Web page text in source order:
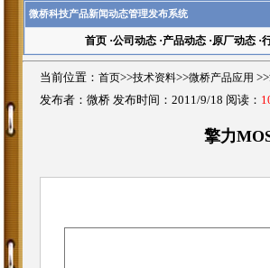
微桥科技产品新闻动态管理发布系统
首页·公司动态·产品动态·原厂动态·
当前位置： 首页>>技术资料>>微桥产品应用
发布者：微桥 发布时间：2011/9/18 阅读：
擎力